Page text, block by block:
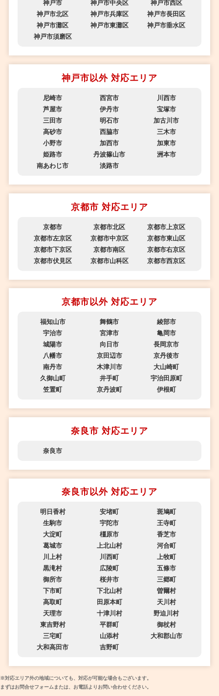
神戸市 神戸市中央区
神戸市西区
神戸市北区
神戸市兵庫区
神戸市長田区
神戸市灘区
神戸市東灘区
神戸市垂水区
神戸市須磨区
神戸市以外 対応エリア
尼崎市 西宮市
川西市
芦屋市
伊丹市
宝塚市
三田市
明石市
加古川市
高砂市
西脇市
三木市
小野市
加西市
加東市
姫路市
丹波篠山市
洲本市
南あわじ市
淡路市
京都市 対応エリア
京都市 京都市北区
京都市上京区
京都市左京区
京都市中京区
京都市東山区
京都市下京区
京都市南区
京都市右京区
京都市伏見区
京都市山科区 京都市西京区
京都市以外 対応エリア
福知山市 舞鶴市
綾部市
宇治市
宮津市
亀岡市
城陽市
向日市
長岡京市
八幡市
京田辺市
京丹後市
南丹市
木津川市
大山崎町
久御山町
井手町
宇治田原町
笠置町
京丹波町 伊根町
奈良市 対応エリア
奈良市
奈良市以外 対応エリア
明日香村 安堵町
斑鳩町
生駒市
宇陀市
王寺町
大淀町
橿原市
香芝市
葛城市
上北山村
河合町
川上村
川西町
上牧町
黒滝村
広陵町
五條市
御所市
桜井市
三郷町
下市町
下北山村
曽爾村
高取町
田原本町
天川村
天理市
十津川村
野迫川村
東吉野村
平群町
御杖村
三宅町
山添村
大和郡山市
大和高田市
吉野町
※対応エリア外の地域についても、対応が可能な場合もございます。
まずはお問合せフォームまたは、お電話よりお問い合わせください。